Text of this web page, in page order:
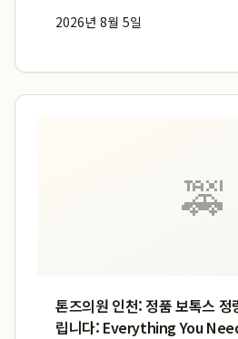
벽하게 구현합니다. 이 에듀싱크 에
2026년 8월 5일
🚕
톤즈의원 인천: 정품 보톡스 정
립니다: Everything You